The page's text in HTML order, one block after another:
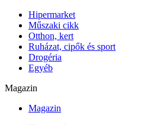
Hipermarket
Műszaki cikk
Otthon, kert
Ruházat, cipők és sport
Drogéria
Egyéb
Magazin
Magazin